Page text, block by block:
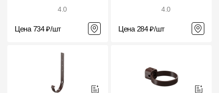
4.0
Цена 734 ₽/шт
4.0
Цена 284 ₽/шт